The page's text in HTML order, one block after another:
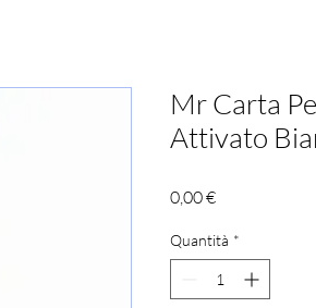
Mr Carta
Attivato
0,00 €Prezzo
Quantità *